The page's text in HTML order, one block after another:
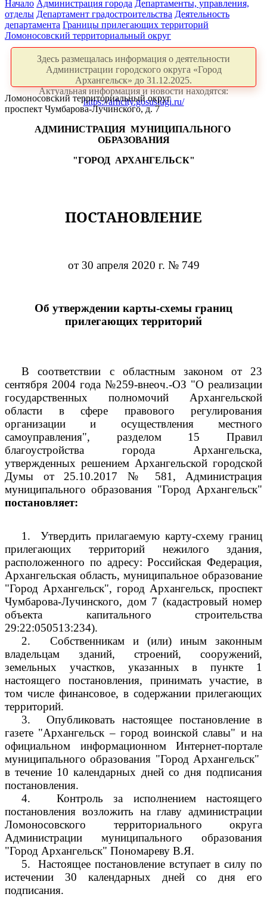
Начало Администрация города Департаменты, управления,
отделы Департамент градостроительства Деятельность
департамента Границы прилегающих территорий
Ломоносовский территориальный округ
Здесь размещалась информация о деятельности
Администрации городского округа «Город
Архангельск» до 31.12.2025.
Актуальная информация и новости находятся:
https://arhcity.gosuslugi.ru/
Ломоносовский территориальный округ
проспект Чумбарова-Лучинского, д. 7
АДМИНИСТРАЦИЯ МУНИЦИПАЛЬНОГО
ОБРАЗОВАНИЯ
"ГОРОД АРХАНГЕЛЬСК"
ПОСТАНОВЛЕНИЕ
от 30 апреля 2020 г. № 749
Об утверждении карты-схемы границ
прилегающих территорий
В соответствии с областным законом от 23
сентября 2004 года №259-внеоч.-ОЗ "О реализации
государственных полномочий Архангельской
области в сфере правового регулирования
организации и осуществления местного
самоуправления", разделом 15 Правил
благоустройства города Архангельска,
утвержденных решением Архангельской городской
Думы от 25.10.2017 № 581, Администрация
муниципального образования "Город Архангельск"
постановляет:
1.
Утвердить прилагаемую карту-схему границ
прилегающих территорий нежилого здания,
расположенного по адресу: Российская Федерация,
Архангельская область, муниципальное образование
"Город Архангельск", город Архангельск, проспект
Чумбарова-Лучинского, дом 7 (кадастровый номер
объекта капитального строительства
29:22:050513:234).
2.
Собственникам и (или) иным законным
владельцам зданий, строений, сооружений,
земельных участков, указанных в пункте 1
настоящего постановления, принимать участие, в
том числе финансовое, в содержании прилегающих
территорий.
3.
Опубликовать настоящее постановление в
газете "Архангельск – город воинской славы" и на
официальном информационном Интернет-портале
муниципального образования "Город Архангельск"
в течение 10 календарных дней со дня подписания
постановления.
4.
Контроль за исполнением настоящего
постановления возложить на главу администрации
Ломоносовского территориального округа
Администрации муниципального образования
"Город Архангельск" Пономареву В.Я.
5.
Настоящее постановление вступает в силу по
истечении 30 календарных дней со дня его
подписания.